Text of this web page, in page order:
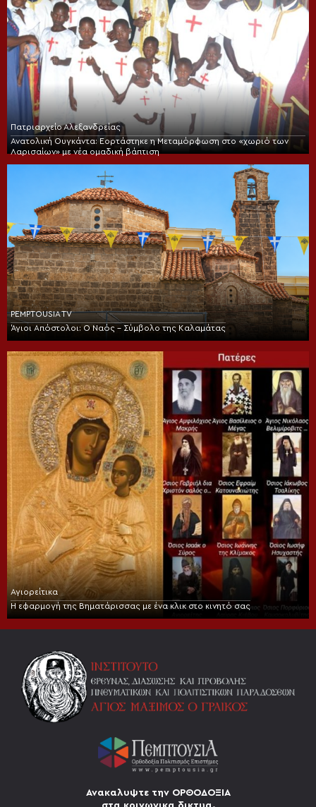
Πατριαρχείο Αλεξανδρείας
Ανατολική Ουγκάντα: Εορτάστηκε η Μεταμόρφωση στο «χωριό των
Λαρισαίων» με νέα ομαδική βάπτιση
PEMPTOUSIA TV
Άγιοι Απόστολοι: Ο Ναός – Σύμβολο της Καλαμάτας
Αγιορείτικα
Η εφαρμογή της Βηματάρισσας με ένα κλικ στο κινητό σας
Ανακαλυψτε την ΟΡΘΟΔΟΞΙΑ